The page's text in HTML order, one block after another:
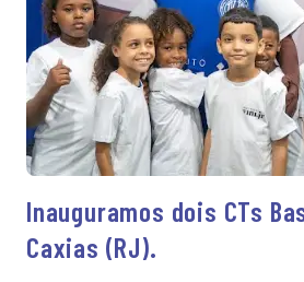
Inauguramos dois CTs
Caxias (RJ).